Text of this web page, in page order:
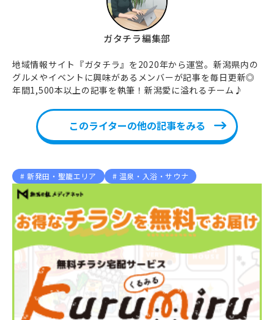
ガタチラ編集部
地域情報サイト『ガタチラ』を2020年から運営。新潟県内の
グルメやイベントに興味があるメンバーが記事を毎日更新◎
年間1,500本以上の記事を執筆！新潟愛に溢れるチーム♪
このライターの他の記事をみる
新発田・聖籠エリア 温泉・入浴・サウナ